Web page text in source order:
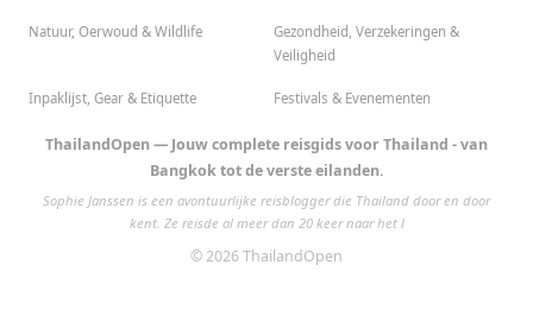
Natuur, Oerwoud & Wildlife
Gezondheid, Verzekeringen &
Veiligheid
Inpaklijst, Gear & Etiquette Festivals & Evenementen
ThailandOpen — Jouw complete reisgids voor Thailand - van
Bangkok tot de verste eilanden.
Sophie Janssen is een avontuurlijke reisblogger die Thailand door en door
kent. Ze reisde al meer dan 20 keer naar het l
© 2026 ThailandOpen